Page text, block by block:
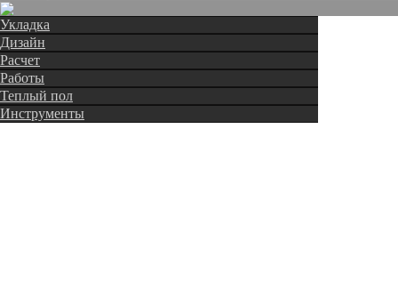
Укладка
Дизайн
Расчет
Работы
Теплый пол
Инструменты